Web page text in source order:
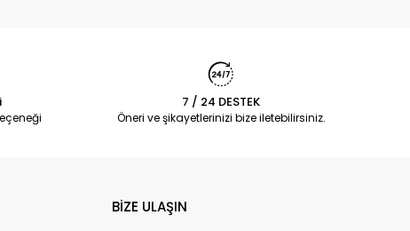
7 / 24 DESTEK
Öneri ve şikayetlerinizi bize iletebilirsiniz.
BİZE ULAŞIN